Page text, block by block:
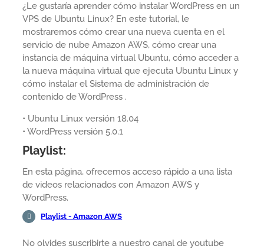
¿Le gustaría aprender cómo instalar WordPress en un
VPS de Ubuntu Linux? En este tutorial, le
mostraremos cómo crear una nueva cuenta en el
servicio de nube Amazon AWS, cómo crear una
instancia de máquina virtual Ubuntu, cómo acceder a
la nueva máquina virtual que ejecuta Ubuntu Linux y
cómo instalar el Sistema de administración de
contenido de WordPress .
• Ubuntu Linux versión 18.04
• WordPress versión 5.0.1
Playlist:
En esta página, ofrecemos acceso rápido a una lista
de videos relacionados con Amazon AWS y
WordPress.
Playlist - Amazon AWS
No olvides suscribirte a nuestro canal de youtube